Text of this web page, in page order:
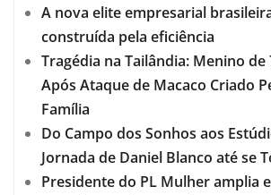
A nova elite empresarial
construída pela eficiência
Tragédia na Tailândia: Menino
Após Ataque de Macaco Criado
Família
Do Campo dos Sonhos aos
Jornada de Daniel Blanco até se
Presidente do PL Mulher amplia